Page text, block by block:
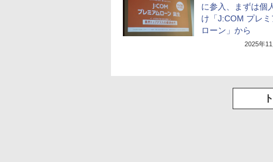
に参入、まずは個
け「J:COM プレミ
ローン」から
2025年